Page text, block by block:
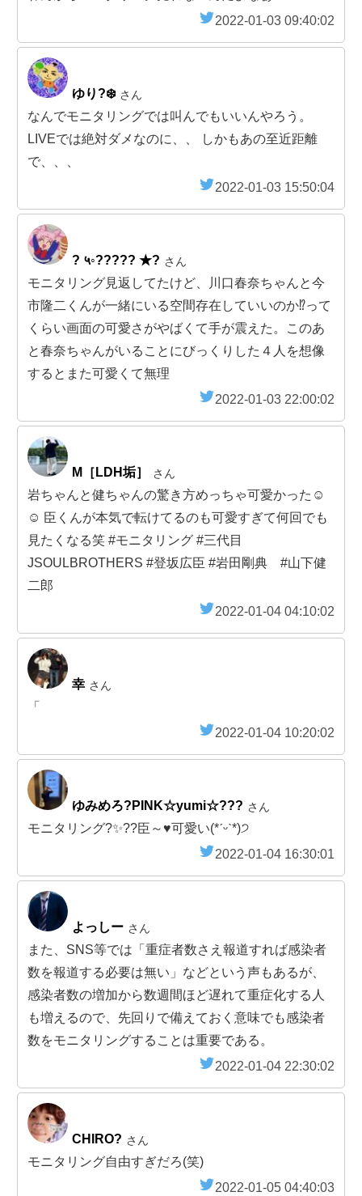
2022-01-03 09:40:02
ゆり?‍❄️ さん
なんでモニタリングでは叫んでもいいんやろう。
LIVEでは絶対ダメなのに、、 しかもあの至近距離
で、、、
2022-01-03 15:50:04
? ५◦????? ★? さん
モニタリング見返してたけど、川口春奈ちゃんと今
市隆二くんが一緒にいる空間存在していいのか⁉️って
くらい画面の可愛さがやばくて手が震えた。このあ
と春奈ちゃんがいることにびっくりした４人を想像
するとまた可愛くて無理
2022-01-03 22:00:02
M［LDH垢］ さん
岩ちゃんと健ちゃんの驚き方めっちゃ可愛かった☺️
☺️ 臣くんが本気で転けてるのも可愛すぎて何回でも
見たくなる笑 #モニタリング #三代目
JSOULBROTHERS #登坂広臣 #岩田剛典 #山下健
二郎
2022-01-04 04:10:02
幸 さん
「
2022-01-04 10:20:02
ゆみめろ?PINK☆yumi☆??? さん
モニタリング?✨??臣～♥️可愛い(*ˊᵕˋ*)੭
2022-01-04 16:30:01
よっしー さん
また、SNS等では「重症者数さえ報道すれば感染者
数を報道する必要は無い」などという声もあるが、
感染者数の増加から数週間ほど遅れて重症化する人
も増えるので、先回りで備えておく意味でも感染者
数をモニタリングすることは重要である。
2022-01-04 22:30:02
CHIRO? さん
モニタリング自由すぎだろ(笑)
2022-01-05 04:40:03